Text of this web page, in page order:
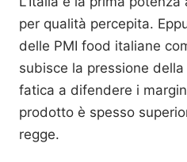
per qualità percepita.
delle PMI food italiane
subisce la pressione
fatica a difendere i
prodotto è spesso
regge.